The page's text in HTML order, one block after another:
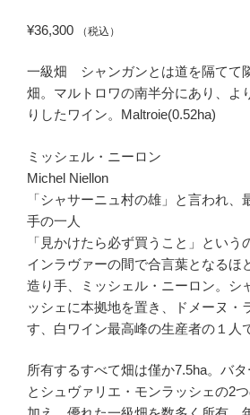
¥36,300 （税込）
一級畑 シャンガンとは道を隔てて
畑。マルトロワの南半分にあり、よ
りしたワイン。Maltroie(0.52ha)
ミッシェル・ニーロン
Michel Niellon
「シャサーニュ村の雄」と言われ、
手の一人
「見かけたら必ず買うこと」という
インラヴァーの間で合言葉となるほ
造り手、ミッシェル・ニーロン。シ
ッシェに本拠地を置き、ドメーヌ・
す、白ワイン最高峰の生産者の１人
所有するすべて畑は僅か7.5ha。バ
とシュヴァリエ・モンラッシェの2